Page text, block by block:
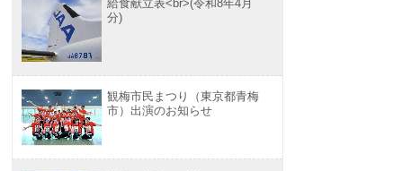
給食献立表<br>(令和8年4月
分)
観梅市民まつり（東京都青梅
市）出演のお知らせ